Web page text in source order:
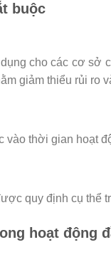
buộc
cho các cơ sở
giảm thiểu rủi ro
vào thời gian hoạt
quy định cụ thể
hoạt động